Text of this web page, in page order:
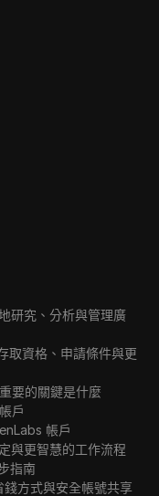
研究、分析與管理廣
取資格、申請條件與更
要的關鍵是什麼
戶
帳戶
與更智慧的工作流程
指南
方式與安全帳號共享